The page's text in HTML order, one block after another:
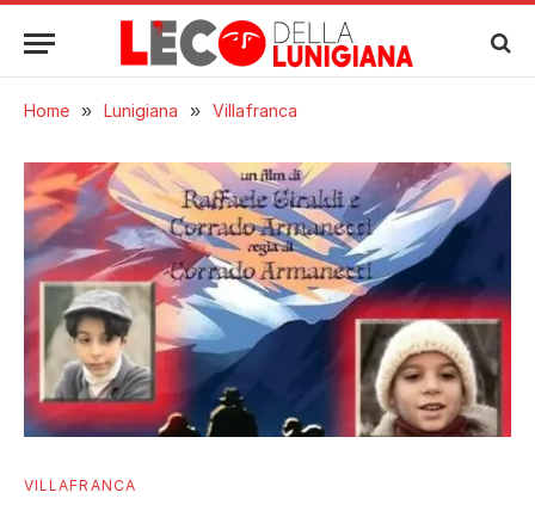
Home » Lunigiana » Villafranca
VILLAFRANCA